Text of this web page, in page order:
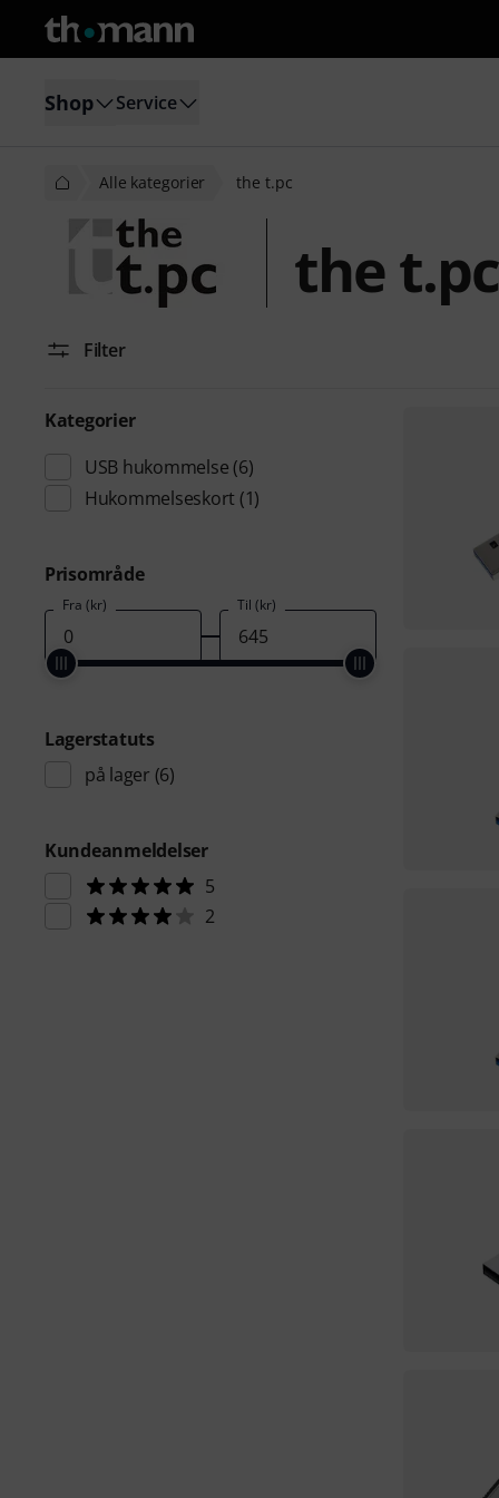
Shop Service
Alle kategorier the t.pc
the t.pc
Filter
Kategorier
USB hukommelse (6)
Hukommelseskort (1)
Prisområde
Fra (kr) Til (kr)
Lagerstatuts
på lager (6)
Kundeanmeldelser
5
2